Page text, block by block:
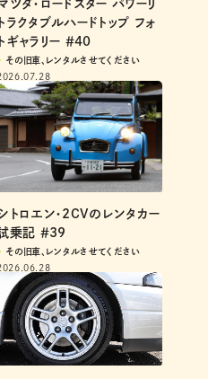
ツダ・ロードスター パワーリ
トラクタブルハードトップ フォ
トギャラリー ＃40
その旧車、レンタルさせてください
トロエン・2CVのレンタカー
乗記 ＃39
その旧車、レンタルさせてください